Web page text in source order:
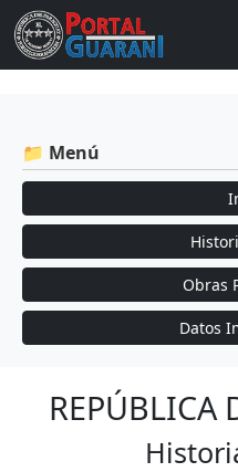
📁 Menú
Obras
Datos
REPÚBLICA